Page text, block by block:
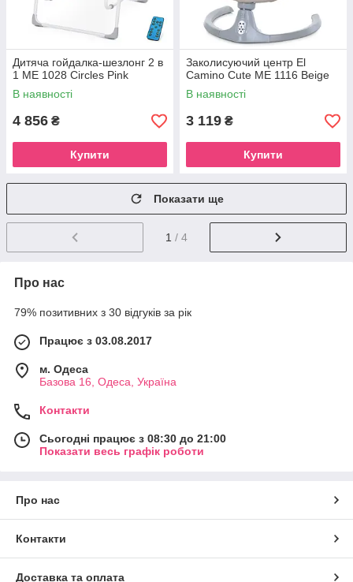
Дитяча гойдалка-шезлонг 2 в
1 ME 1028 Circles Pink
В наявності
4 856 ₴
Купити
Заколисуючий центр El
Camino Cute ME 1116 Beige
В наявності
3 119 ₴
Купити
Показати ще
1 / 4
Про нас
79% позитивних з 30 відгуків за рік
Працює з 03.08.2017
м. Одеса
Базова 16, Одеса, Україна
Контакти
Сьогодні працює з 08:30 до 21:00
Показати весь графік роботи
Про нас
Контакти
Доставка та оплата